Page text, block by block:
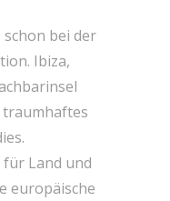
bei der
Ibiza,
traumhaftes
Land und
europäische